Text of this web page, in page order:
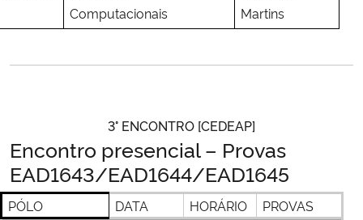
Computacionais
Martins
3° ENCONTRO [CEDEAP]
Encontro presencial – Provas
EAD1643/EAD1644/EAD1645
PÓLO DATA HORÁRIO PROVAS